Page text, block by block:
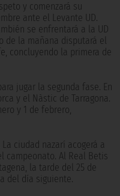
y comenzará su
ante el Levante UD.
se enfrentará a la UD
de la mañana disputará el
concluyendo la primera de
jugar la segunda fase. En
y el Nàstic de Tarragona.
y 1 de febrero,
ciudad nazarí acogerá a
Al Real Betis
la tarde del 25 de
del día siguiente.